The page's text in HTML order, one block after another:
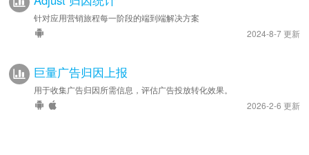
针对应用营销旅程每一阶段的端到端解决方案
2024-8-7 更新
巨量广告归因上报
用于收集广告归因所需信息，评估广告投放转化效果。
2026-2-6 更新